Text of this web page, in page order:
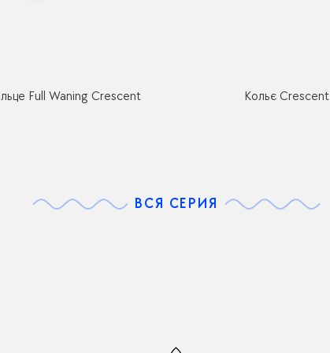
Full Waning Crescent Кольє Crescent
ВСЯ СЕРИЯ